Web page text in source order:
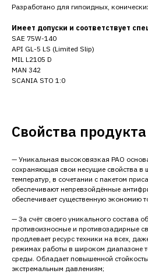
Разработано для гипоидных,
Имеет допуски и соответствует
SAE 75W-140
API GL-5 LS (Limited Slip)
MIL L2105 D
MAN 342
SCANIA STO 1:0
Свойства продукта
— Уникальная высоковязкая PAO
сохраняющая свои несущие свойства в
температур, в сочетании с пакетом
обеспечивают непревзойдённые
обеспечивает существенную экономию
— За счёт своего уникального состава
противоизносные и противозадирные
продлевает ресурс техники на всех,
режимах работы в широком диапазоне
среды. Обладает повышенной
экстремальным давлениям;